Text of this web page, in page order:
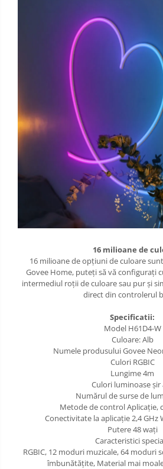
16 milioane de
16 milioane de opțiuni de culoare
Govee Home, puteți să vă configurați
intermediul roții de culoare sau pur și
direct din controlerul
Specificatii:
Model H61D4-W
Culoare: Alb
Numele produsului Govee
Culori RGBIC
Lungime 4m
Culori luminoase șir
Numărul de surse de
Metode de control Aplicație,
Conectivitate la aplicație 2,4 GHz
Putere 48 wați
Caracteristici
RGBIC, 12 moduri muzicale, 64 moduri
îmbunătățite, Material mai